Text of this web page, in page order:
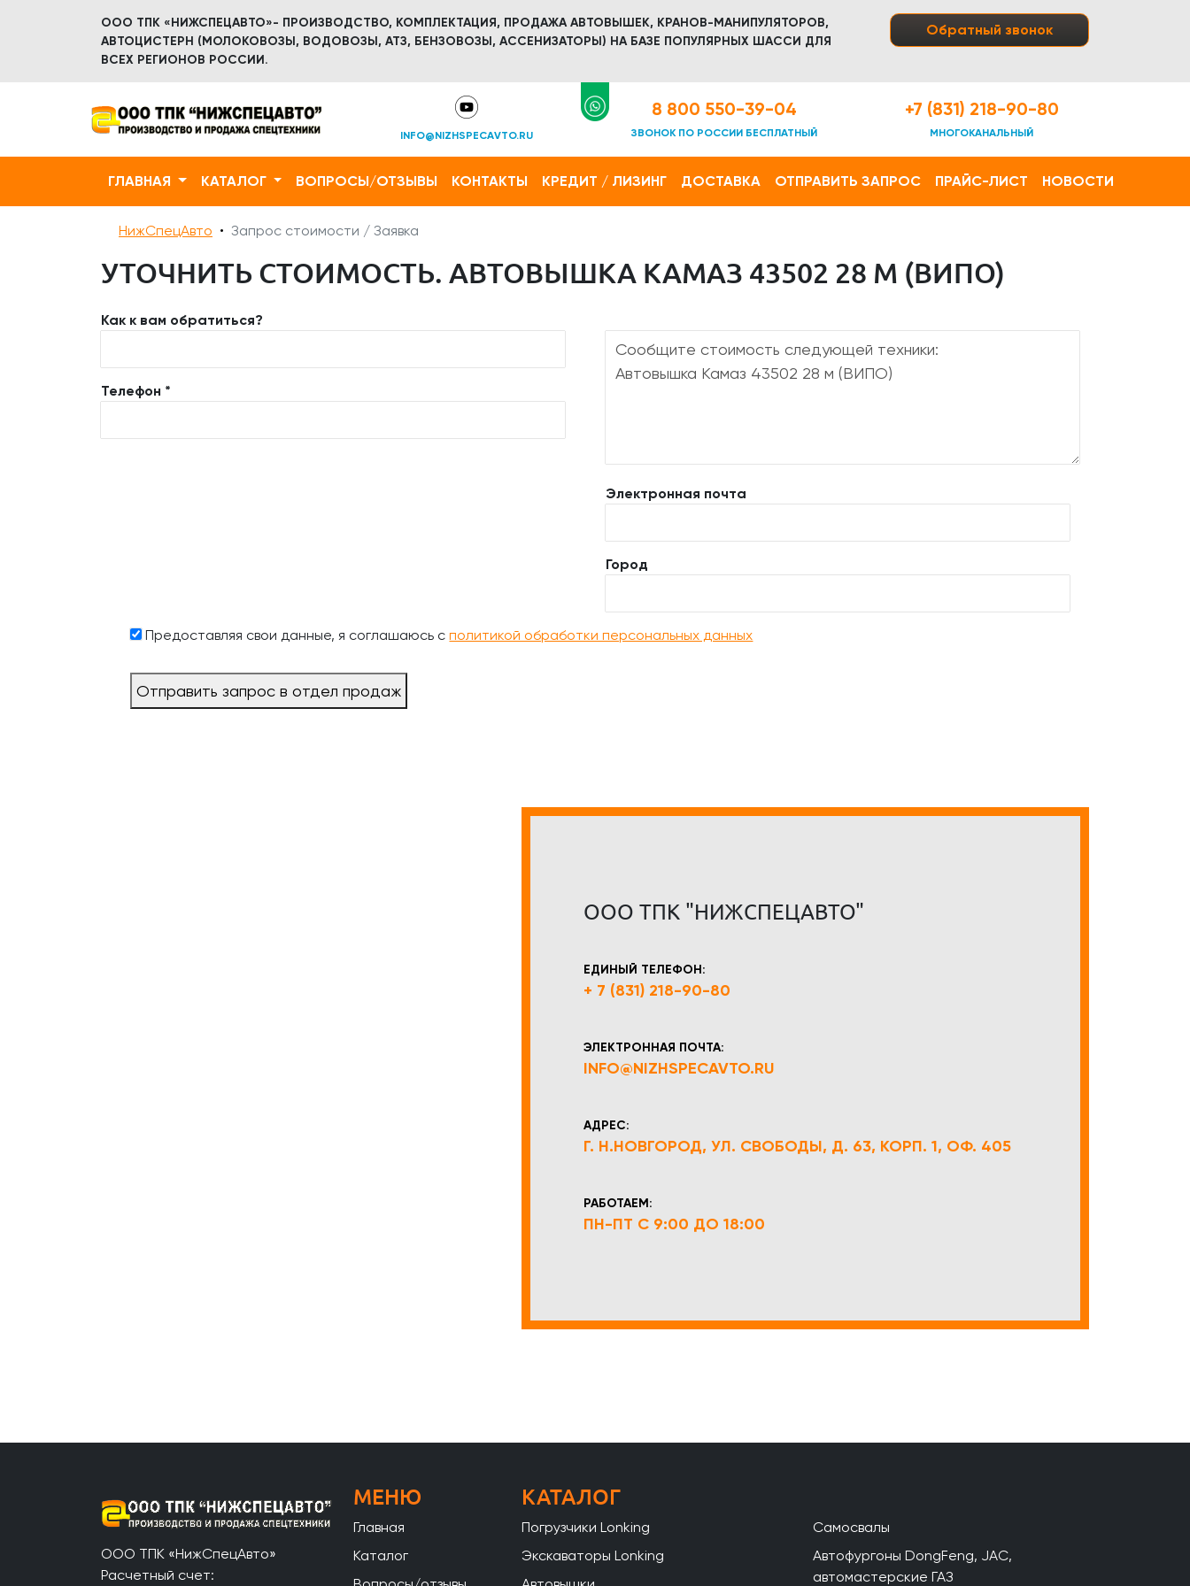
ООО ТПК «НИЖСПЕЦАВТО»- ПРОИЗВОДСТВО, КОМПЛЕКТАЦИЯ, ПРОДАЖА АВТОВЫШЕК, КРАНОВ-МАНИПУЛЯТОРОВ,
АВТОЦИСТЕРН (МОЛОКОВОЗЫ, ВОДОВОЗЫ, АТЗ, БЕНЗОВОЗЫ, АССЕНИЗАТОРЫ) НА БАЗЕ ПОПУЛЯРНЫХ ШАССИ ДЛЯ
ВСЕХ РЕГИОНОВ РОССИИ.
Обратный звонок
INFO@NIZHSPECAVTO.RU
8 800 550-39-04
ЗВОНОК ПО РОССИИ БЕСПЛАТНЫЙ
+7 (831) 218-90-80
МНОГОКАНАЛЬНЫЙ
ГЛАВНАЯ КАТАЛОГ ВОПРОСЫ/ОТЗЫВЫ КОНТАКТЫ КРЕДИТ / ЛИЗИНГ ДОСТАВКА ОТПРАВИТЬ ЗАПРОС ПРАЙС-ЛИСТ НОВОСТИ
НижСпецАвто Запрос стоимости / Заявка
УТОЧНИТЬ СТОИМОСТЬ. АВТОВЫШКА КАМАЗ 43502 28 М (ВИПО)
Как к вам обратиться?
Телефон *
Электронная почта
Город
Предоставляя свои данные, я соглашаюсь сполитикой обработки персональных данных
Отправить запрос в отдел продаж
ООО ТПК "НИЖСПЕЦАВТО"
ЕДИНЫЙ ТЕЛЕФОН:
+ 7 (831) 218-90-80
ЭЛЕКТРОННАЯ ПОЧТА:
INFO@NIZHSPECAVTO.RU
АДРЕС:
Г. Н.НОВГОРОД, УЛ. СВОБОДЫ, Д. 63, КОРП. 1, ОФ. 405
РАБОТАЕМ:
ПН-ПТ С 9:00 ДО 18:00
ООО ТПК «НижСпецАвто»
Расчетный счет:
МЕНЮ
Главная
Каталог
КАТАЛОГ
Погрузчики Lonking
Экскаваторы Lonking
Самосвалы
Автофургоны DongFeng, JAC,
автомастерские ГАЗ